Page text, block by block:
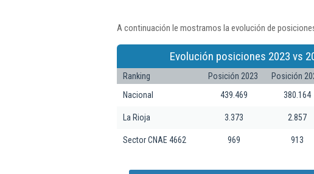
A continuación le mostramos la evolución de
Evolución posiciones 2023 vs
Ranking Posición 2023 Posición
Nacional
439.469 380.164
La Rioja 3.373 2.857
Sector CNAE 4662 969 913